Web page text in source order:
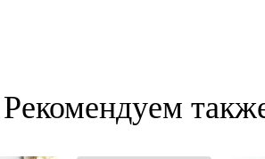
Рекомендуем